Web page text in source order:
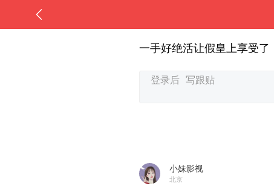
一手好绝活让假皇上享受了
小妹影视
北京